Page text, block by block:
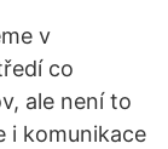
v
co
ale není to
i komunikace